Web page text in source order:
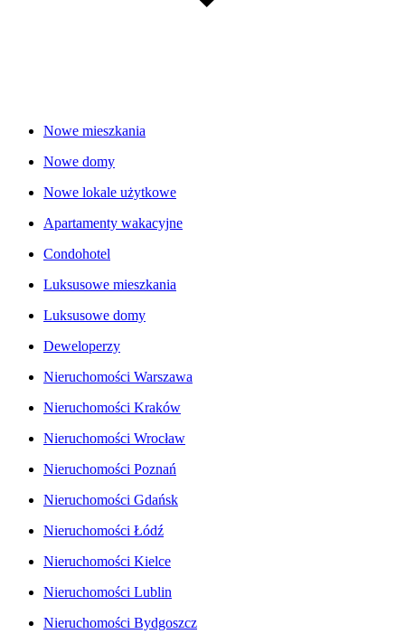
Nowe mieszkania
Nowe domy
Nowe lokale użytkowe
Apartamenty wakacyjne
Condohotel
Luksusowe mieszkania
Luksusowe domy
Deweloperzy
Nieruchomości Warszawa
Nieruchomości Kraków
Nieruchomości Wrocław
Nieruchomości Poznań
Nieruchomości Gdańsk
Nieruchomości Łódź
Nieruchomości Kielce
Nieruchomości Lublin
Nieruchomości Bydgoszcz